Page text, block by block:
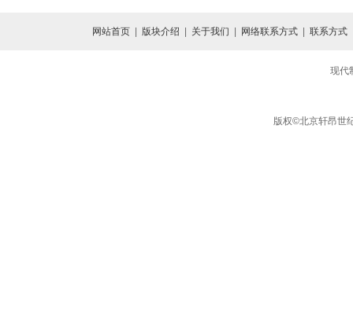
网站首页| 版块介绍 关于我们 网络联系方式| 联系方式
现代
版权©北京轩昂世